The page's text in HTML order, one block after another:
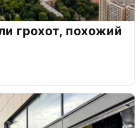
грохот, похожий